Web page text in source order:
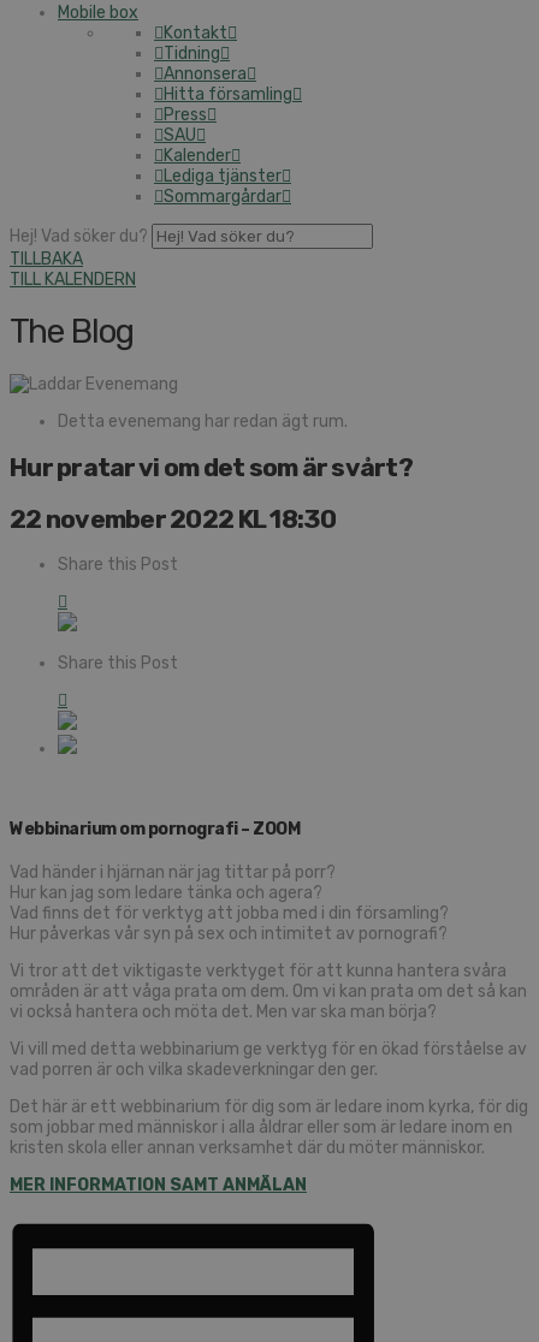
Mobile box
Kontakt
Tidning
Annonsera
Hitta församling
Press
SAU
Kalender
Lediga tjänster
Sommargårdar
Hej! Vad söker du?
TILLBAKA
TILL KALENDERN
The Blog
Detta evenemang har redan ägt rum.
Hur pratar vi om det som är svårt?
22 november 2022 KL 18:30
Share this Post
Share this Post
Webbinarium om pornografi – ZOOM
Vad händer i hjärnan när jag tittar på porr?
Hur kan jag som ledare tänka och agera?
Vad finns det för verktyg att jobba med i din församling?
Hur påverkas vår syn på sex och intimitet av pornografi?
Vi tror att det viktigaste verktyget för att kunna hantera svåra
områden är att våga prata om dem. Om vi kan prata om det så kan
vi också hantera och möta det. Men var ska man börja?
Vi vill med detta webbinarium ge verktyg för en ökad förståelse av
vad porren är och vilka skadeverkningar den ger.
Det här är ett webbinarium för dig som är ledare inom kyrka, för dig
som jobbar med människor i alla åldrar eller som är ledare inom en
kristen skola eller annan verksamhet där du möter människor.
MER INFORMATION SAMT ANMÄLAN